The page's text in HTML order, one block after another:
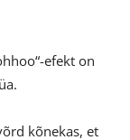
efekt on
kõnekas, et